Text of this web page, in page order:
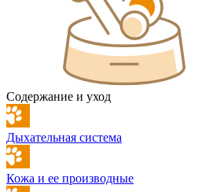
Содержание и уход
Дыхательная система
Кожа и ее производные